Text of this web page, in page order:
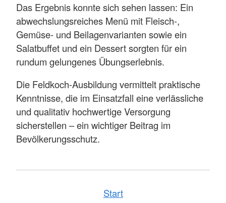
Das Ergebnis konnte sich sehen lassen: Ein
abwechslungsreiches Menü mit Fleisch-,
Gemüse- und Beilagenvarianten sowie ein
Salatbuffet und ein Dessert sorgten für ein
rundum gelungenes Übungserlebnis.
Die Feldkoch-Ausbildung vermittelt praktische
Kenntnisse, die im Einsatzfall eine verlässliche
und qualitativ hochwertige Versorgung
sicherstellen – ein wichtiger Beitrag im
Bevölkerungsschutz.
Start